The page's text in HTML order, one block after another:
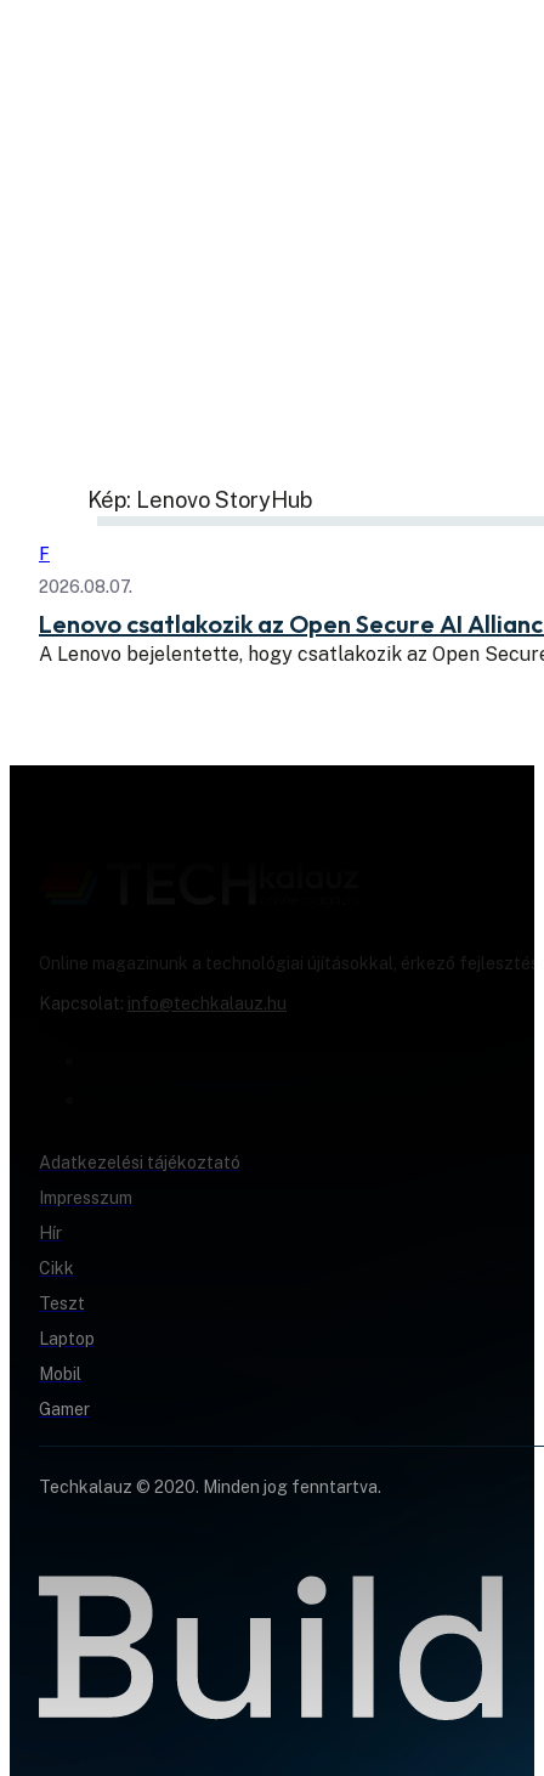
Kép: Lenovo StoryHub
F
2026.08.07.
Lenovo csatlakozik az Open Secure AI
A Lenovo bejelentette, hogy csatlakozik az Open
Online magazinunk a technológiai újításokkal, érkező
Kapcsolat: info@techkalauz.hu
Adatkezelési tájékoztató
Impresszum
Hír
Cikk
Teszt
Laptop
Mobil
Gamer
Techkalauz © 2020. Minden jog fenntartva.